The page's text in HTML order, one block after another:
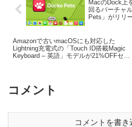
MacのDock上
回るバーチャ
Pets」がリリー
Amazonで古いmacOSにも対応した
Lightning充電式の「Touch ID搭載Magic
Keyboard – 英語」モデルが21%OFFセー
コメント
コメントを書き